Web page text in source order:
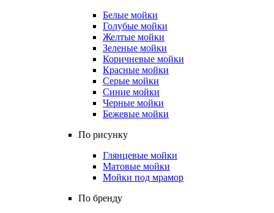
Белые мойки
Голубые мойки
Желтые мойки
Зеленые мойки
Коричневые мойки
Красные мойки
Серые мойки
Синие мойки
Черные мойки
Бежевые мойки
По рисунку
Глянцевые мойки
Матовые мойки
Мойки под мрамор
По бренду